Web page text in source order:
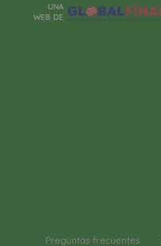
UNA
WEB DE
Preguntas frecuentes